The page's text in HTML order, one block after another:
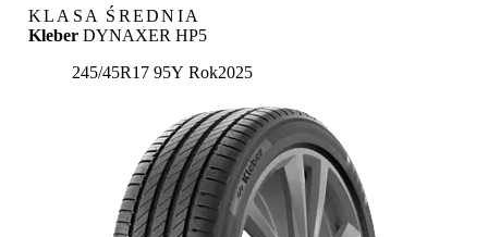
KLASA ŚREDNIA
Kleber DYNAXER HP5
245/45R17 95Y Rok2025